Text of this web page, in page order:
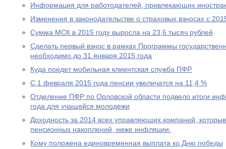
Информация для работодателей, привлекающих
Изменения в законодательстве о страховых взносах с
Сумма МСК в 2015 году выросла на 23,6 тысяч рублей
Сделать первый взнос в рамках Программы
необходимо до 31 января 2015 года
Куда поедет мобильная клиентская служба ПФР
С 1 февраля 2015 года пенсии увеличатся на 11,4 %
Отделение ПФР по Орловской области подвело итоги
года для учащейся молодежи
Доходность за 2014 всех управляющих компаний,
пенсионных накоплений, ниже инфляции.
Кому положена единовременная выплата ко Дню победы